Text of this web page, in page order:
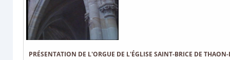
PRÉSENTATION DE L'ORGUE DE L'ÉGLISE SAINT-BRICE DE THAON-